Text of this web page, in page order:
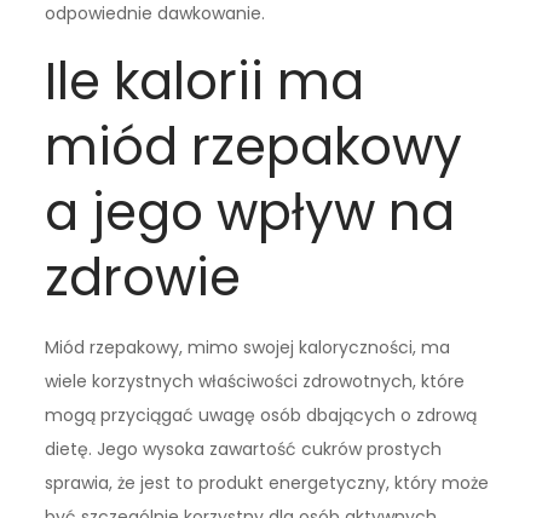
odpowiednie dawkowanie.
Ile kalorii ma
miód rzepakowy
a jego wpływ na
zdrowie
Miód rzepakowy, mimo swojej kaloryczności, ma
wiele korzystnych właściwości zdrowotnych, które
mogą przyciągać uwagę osób dbających o zdrową
dietę. Jego wysoka zawartość cukrów prostych
sprawia, że jest to produkt energetyczny, który może